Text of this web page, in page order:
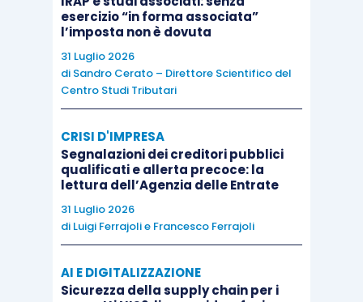
del controllo è unacondizione che legittima il
beneficio in capo al soggetto
propria partecipazione, evitando la dispersione
della quota.
chiaro,non è possibile escludere a priori un
diverso orientamento dell’Agenzia delle entrate
Inoltre, si rileva che la novella conferma il
beneficio dell’esenzione,anche per i
trasferimenti di partecipazioni in
residenti in Italia,ma in Paesi appartenenti
esercizio “in forma associata”
l’imposta non è dovuta
31 Luglio 2026
di Sandro Cerato – Direttore Scientifico del
Centro Studi Tributari
CRISI D'IMPRESA
Segnalazioni dei creditori pubblici
qualificati e allerta precoce: la
lettura dell’Agenzia delle Entrate
31 Luglio 2026
di Luigi Ferrajolie Francesco Ferrajoli
AI E DIGITALIZZAZIONE
Sicurezza della supply chain per i